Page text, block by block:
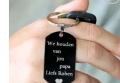
Ajouter
à la liste
de
souhaits